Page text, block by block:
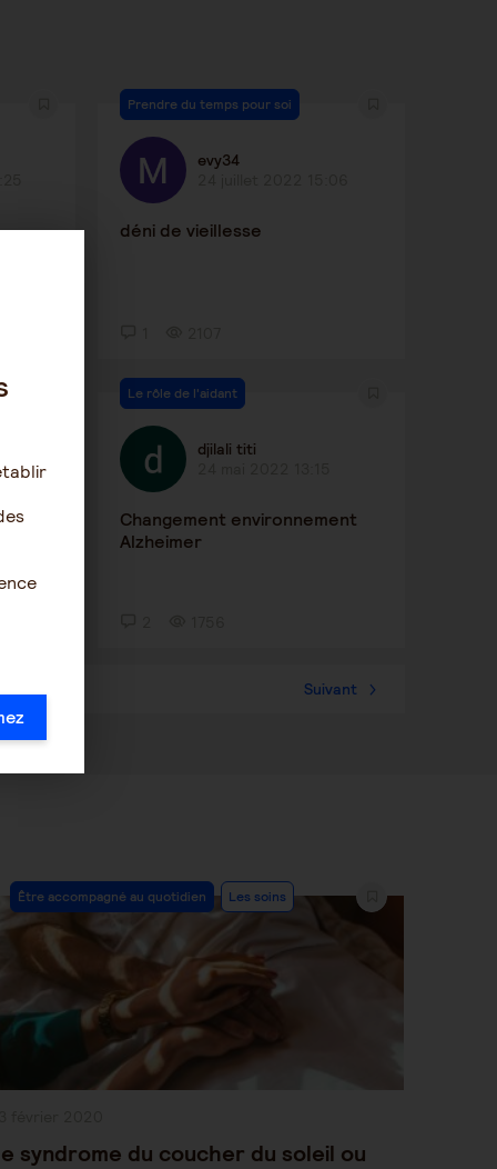
Prendre du temps pour soi
evy34
déni de vieillesse
Le rôle de l'aidant
djilali titi
Changement environnement
Alzheimer
Suivant
Post
Category:
Être accompagné au quotidien Les soins
syndrome du coucher du soleil ou